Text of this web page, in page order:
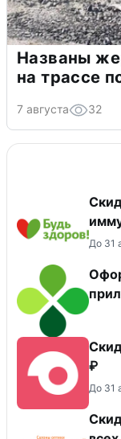
Названы
на трассе
7 августа 32
До 31
₽
До 31